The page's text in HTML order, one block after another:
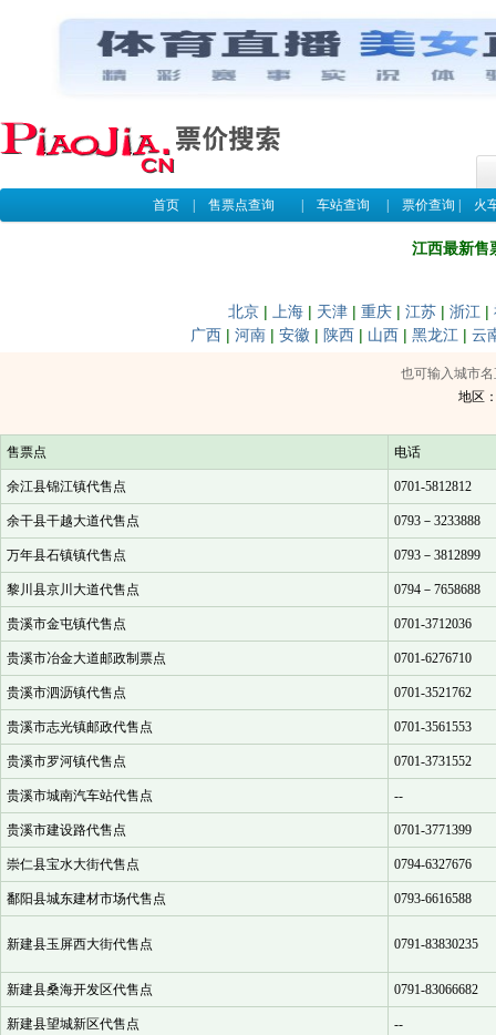
首页| 售票点查询 车站查询 票价查询 火
江西最新售
北京 | 上海 | 天津 | 重庆 | 江苏 | 浙江 |
广西 | 河南 | 安徽 | 陕西 | 山西 | 黑龙江 | 云
也可输入城市
地区
售票点 电话
余江县锦江镇代售点 0701-5812812
余干县干越大道代售点 0793－3233888
万年县石镇镇代售点 0793－3812899
黎川县京川大道代售点 0794－7658688
贵溪市金屯镇代售点 0701-3712036
贵溪市冶金大道邮政制票点 0701-6276710
贵溪市泗沥镇代售点 0701-3521762
贵溪市志光镇邮政代售点 0701-3561553
贵溪市罗河镇代售点 0701-3731552
贵溪市城南汽车站代售点 --
贵溪市建设路代售点 0701-3771399
崇仁县宝水大街代售点 0794-6327676
鄱阳县城东建材市场代售点 0793-6616588
新建县玉屏西大街代售点 0791-83830235
新建县桑海开发区代售点 0791-83066682
新建县望城新区代售点 --